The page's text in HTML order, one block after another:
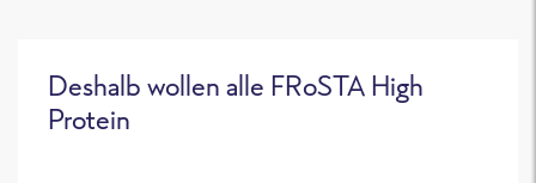
Deshalb wollen alle FRoSTA High
Protein